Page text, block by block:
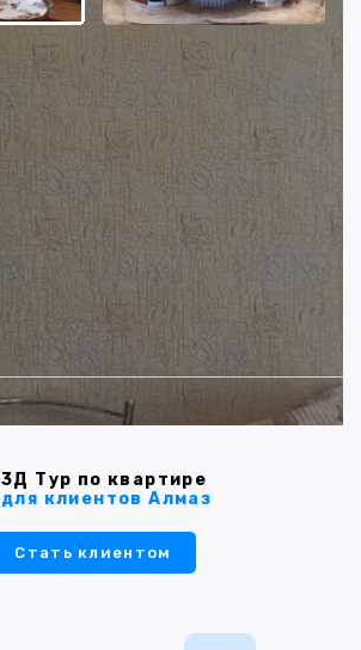
3Д Тур по квартире
для клиентов Алмаз
Стать клиентом